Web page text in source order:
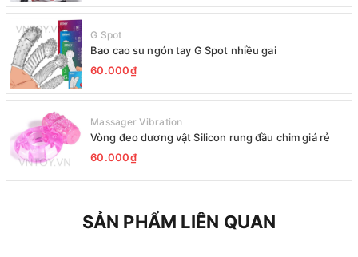
G Spot
Bao cao su ngón tay G Spot nhiều gai
60.000₫
Massager Vibration
Vòng đeo dương vật Silicon rung đầu chim giá rẻ
60.000₫
SẢN PHẨM LIÊN QUAN